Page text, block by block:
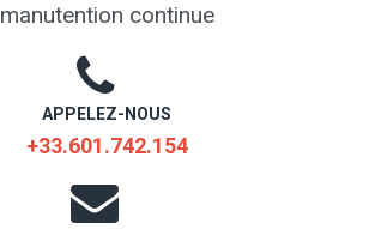
manutention continue
APPELEZ-NOUS
+33.601.742.154